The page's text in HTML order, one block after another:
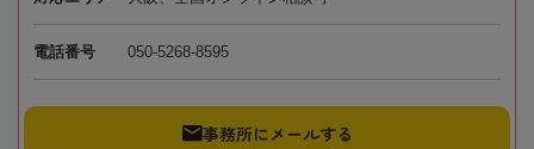
電話番号 050-5268-8595
事務所にメールする